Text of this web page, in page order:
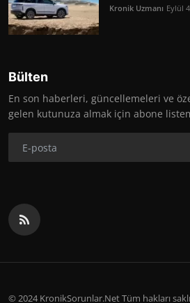
Kronik Uzmanı Eylül
Bülten
En son haberleri, güncellemeleri ve
gelen kutunuza almak için abone
© 2024 KronikSorunlar.Net Tüm hakları